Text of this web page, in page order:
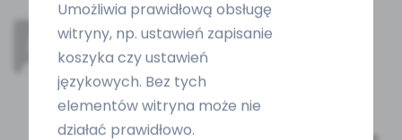
KarolNovak – 2 lata temu
Nie mogę jeszcze ocenić urządzenia
długoterminowo, ale mamy go kilka dni i na
razie działa bardzo dobrze. Podobają mi się
różne poziomy ssania. Do tej pory
Umożliwia prawidłową obsługę
witryny, np. ustawień zapisanie
koszyka czy ustawień
językowych. Bez tych
elementów witryna może nie
działać prawidłowo.